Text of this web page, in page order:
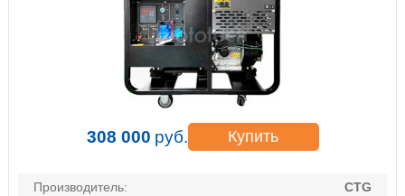
308 000 руб. Купить
Производитель:
CTG